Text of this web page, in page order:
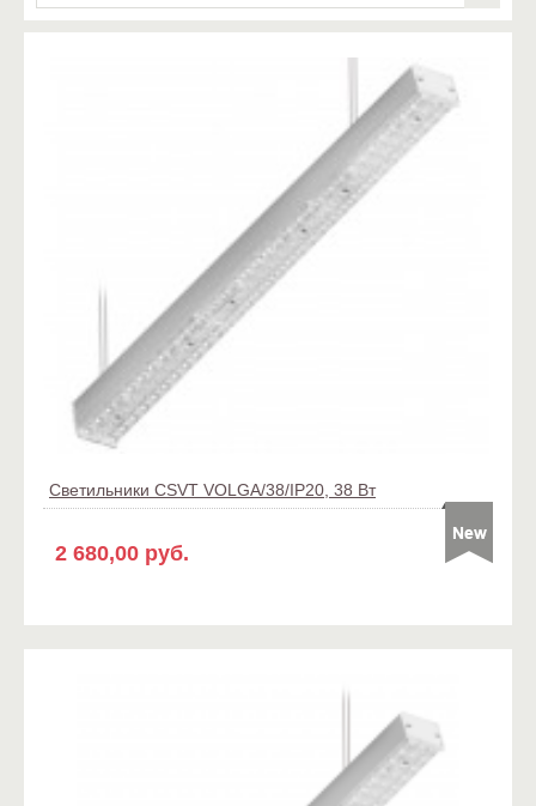
Светильники CSVT VOLGA/38/IP20, 38 Вт
2 680,00 руб.